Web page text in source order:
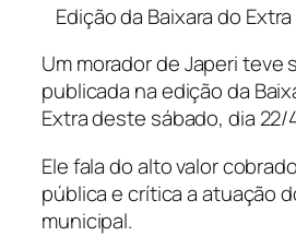
Edição da Baixara do
Um morador de Japeri teve
publicada na edição da
Extra deste sábado, dia 22/
Ele fala do alto valor
pública e crítica a atuação
municipal.